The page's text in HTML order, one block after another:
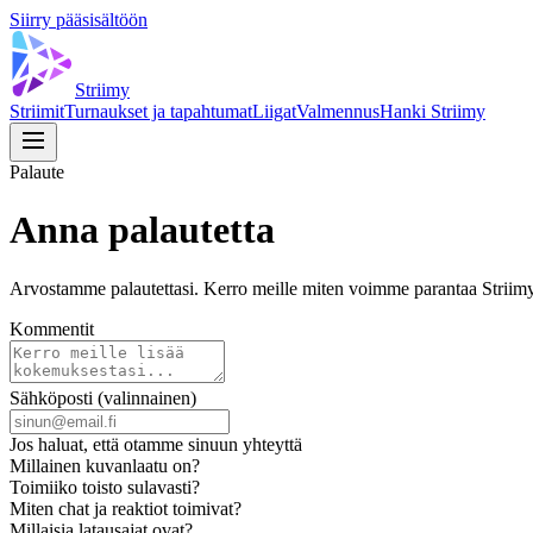
Siirry pääsisältöön
Striimy
StriimitTurnaukset ja tapahtumatLiigatValmennusHanki Striimy
Palaute
Anna palautetta
Arvostamme palautettasi. Kerro meille miten voimme parantaa
Kommentit
Sähköposti (valinnainen)
Jos haluat, että otamme sinuun yhteyttä
Millainen kuvanlaatu on?
Toimiiko toisto sulavasti?
Miten chat ja reaktiot toimivat?